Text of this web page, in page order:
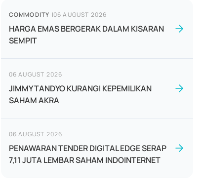
COMMODITY |06 AUGUST 2026
HARGA EMAS BERGERAK DALAM KISARAN
SEMPIT
06 AUGUST 2026
JIMMY TANDYO KURANGI KEPEMILIKAN
SAHAM AKRA
06 AUGUST 2026
PENAWARAN TENDER DIGITAL EDGE SERAP
7,11 JUTA LEMBAR SAHAM INDOINTERNET